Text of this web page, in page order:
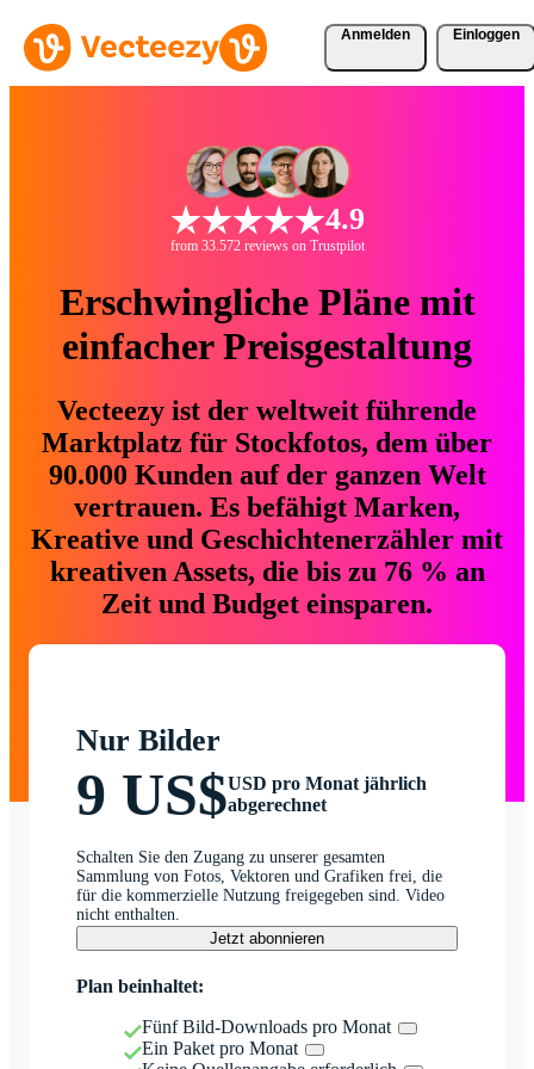
Anmelden Einloggen
4.9
from 33.572 reviews on Trustpilot
Erschwingliche Pläne mit
einfacher Preisgestaltung
Vecteezy ist der weltweit führende
Marktplatz für Stockfotos, dem über
90.000 Kunden auf der ganzen Welt
vertrauen. Es befähigt Marken,
Kreative und Geschichtenerzähler mit
kreativen Assets, die bis zu 76 % an
Zeit und Budget einsparen.
Nur Bilder
9 US$USD pro Monat jährlich
abgerechnet
Schalten Sie den Zugang zu unserer gesamten
Sammlung von Fotos, Vektoren und Grafiken frei, die
für die kommerzielle Nutzung freigegeben sind. Video
nicht enthalten.
Jetzt abonnieren
Plan beinhaltet:
Fünf Bild-Downloads pro Monat
Ein Paket pro Monat